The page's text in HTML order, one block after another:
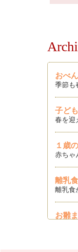
おべ
季節も
子ど
春を迎
１歳
赤ちゃ
離乳
離乳食
お雛